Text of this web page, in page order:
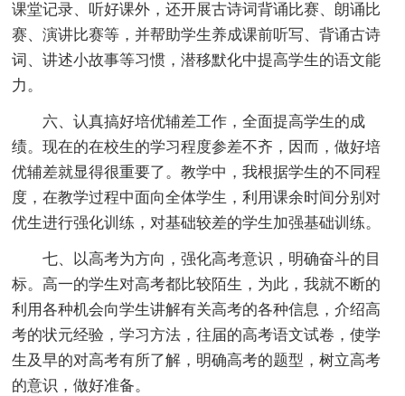
课堂记录、听好课外，还开展古诗词背诵比赛、朗诵比
赛、演讲比赛等，并帮助学生养成课前听写、背诵古诗
词、讲述小故事等习惯，潜移默化中提高学生的语文能
力。
六、认真搞好培优辅差工作，全面提高学生的成
绩。现在的在校生的学习程度参差不齐，因而，做好培
优辅差就显得很重要了。教学中，我根据学生的不同程
度，在教学过程中面向全体学生，利用课余时间分别对
优生进行强化训练，对基础较差的学生加强基础训练。
七、以高考为方向，强化高考意识，明确奋斗的目
标。高一的学生对高考都比较陌生，为此，我就不断的
利用各种机会向学生讲解有关高考的各种信息，介绍高
考的状元经验，学习方法，往届的高考语文试卷，使学
生及早的对高考有所了解，明确高考的题型，树立高考
的意识，做好准备。